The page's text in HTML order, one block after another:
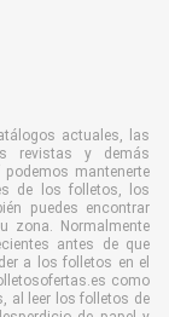
actuales, las
revistas y demás
mantenerte
de los folletos, los
puedes encontrar
zona. Normalmente
antes de que
a los folletos en el
como
al leer los folletos de